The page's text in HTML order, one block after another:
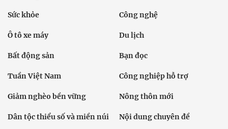
Sức khỏe Công nghệ
Ô tô xe máy Du lịch
Bất động sản Bạn đọc
Tuần Việt Nam Công nghiệp hỗ trợ
Giảm nghèo bền vững Nông thôn mới
Dân tộc thiểu số và miền núi Nội dung chuyên đề